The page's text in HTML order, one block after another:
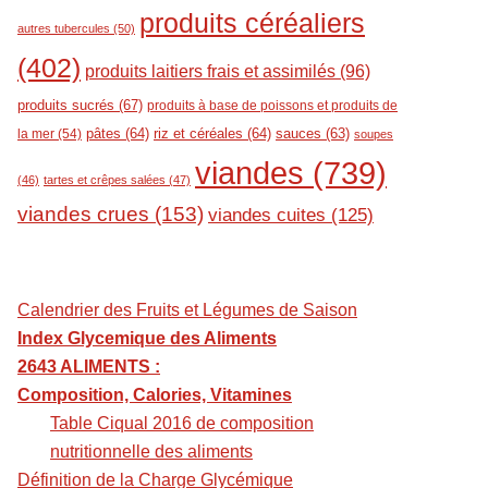
autres tubercules (50) produits céréaliers
(402) produits laitiers frais et assimilés (96)
produits sucrés (67) produits à base de poissons et produits de
la mer (54) pâtes (64) riz et céréales (64) sauces (63) soupes
(46) tartes et crêpes salées (47) viandes (739)
viandes crues (153) viandes cuites (125)
Calendrier des Fruits et Légumes de Saison
Index Glycemique des Aliments
2643 ALIMENTS :
Composition, Calories, Vitamines
Table Ciqual 2016 de composition
nutritionnelle des aliments
Définition de la Charge Glycémique